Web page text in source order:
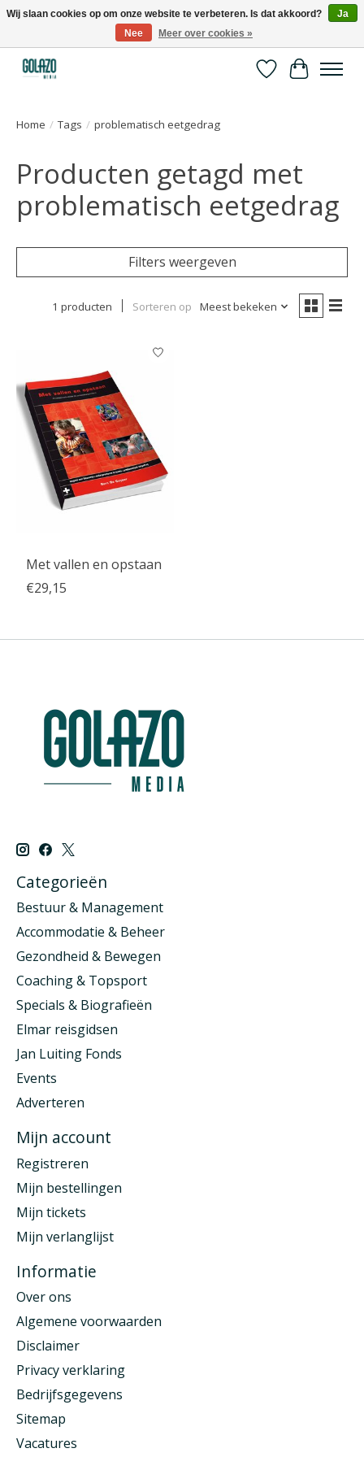
Kennispartner in sport, bewegen en gezondheid
Verlanglijst
Home / Tags / problematisch eetgedrag
Producten getagd met
problematisch eetgedrag
Filters weergeven
1 producten Sorteren op Meest bekeken
Met vallen en opstaan
€29,15
Categorieën
Bestuur & Management
Accommodatie & Beheer
Gezondheid & Bewegen
Coaching & Topsport
Specials & Biografieën
Elmar reisgidsen
Jan Luiting Fonds
Events
Adverteren
Mijn account
Registreren
Mijn bestellingen
Mijn tickets
Mijn verlanglijst
Informatie
Over ons
Algemene voorwaarden
Disclaimer
Privacy verklaring
Bedrijfsgegevens
Sitemap
Vacatures
Wij slaan cookies op om onze website te verbeteren. Is dat akkoord?
Ja
Nee
Meer over cookies »